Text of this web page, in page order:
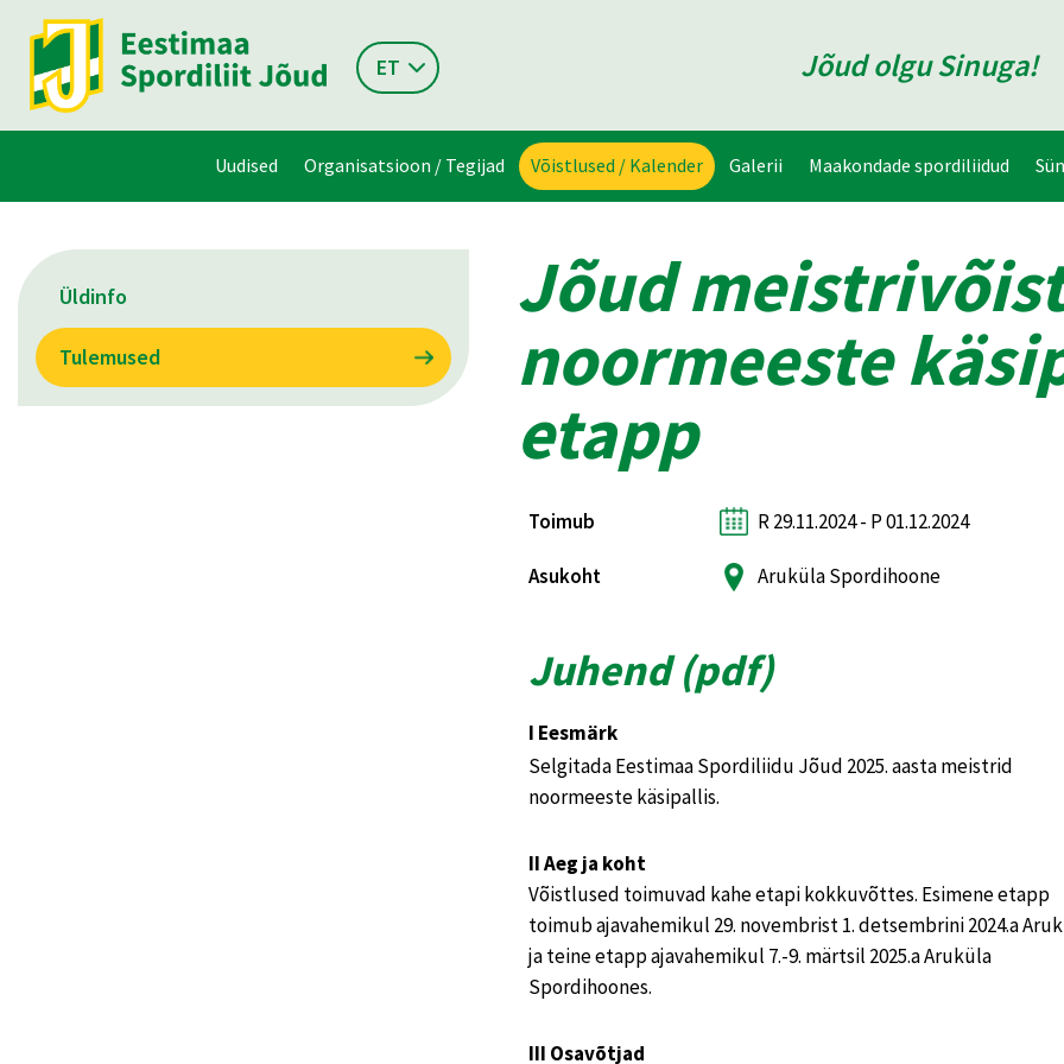
ET Jõud olgu Sinuga!
Uudised Organisatsioon / Tegijad Võistlused / Kalender Galerii Maakondade spordiliidud
Üldinfo
Tulemused
Jõud
noormeeste
etapp
Toimub R 29.11.2024 - P 01.12.2024
Asukoht Aruküla Spordihoone
Juhend (pdf)
I Eesmärk
Selgitada Eestimaa Spordiliidu Jõud 2025. aasta meistrid
noormeeste käsipallis.
II Aeg ja koht
Võistlused toimuvad kahe etapi kokkuvõttes. Esimene etapp
toimub ajavahemikul 29. novembrist 1. detsembrini 2024.a
ja teine etapp ajavahemikul 7.-9. märtsil 2025.a Aruküla
Spordihoones.
III Osavõtjad